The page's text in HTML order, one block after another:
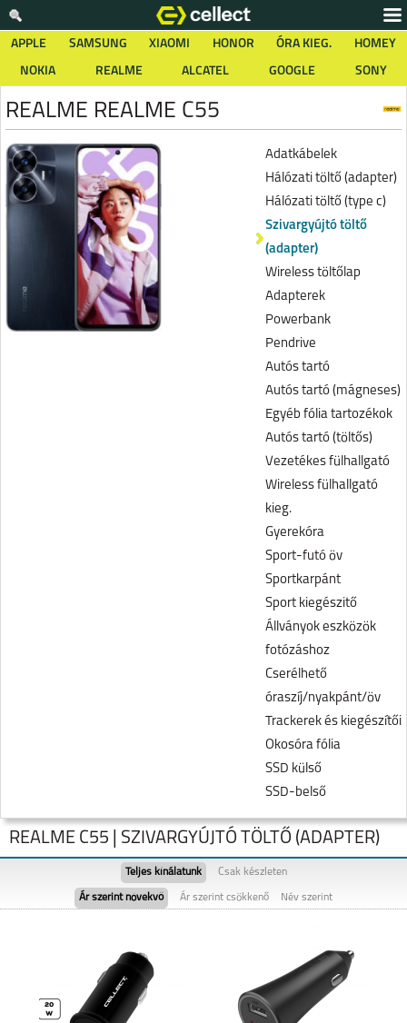
APPLE SAMSUNG XIAOMI HONOR ÓRA KIEG.
HOMEY
NOKIA
REALME ALCATEL GOOGLE SONY
REALME REALME C55
Adatkábelek
Hálózati töltő (adapter)
Hálózati töltő (type c)
Szivargyújtó töltő
(adapter)
Wireless töltőlap
Adapterek
Powerbank
Pendrive
Autós tartó
Autós tartó (mágneses)
Egyéb fólia tartozékok
Autós tartó (töltős)
Vezetékes fülhallgató
Wireless fülhallgató
kieg.
Gyerekóra
Sport-futó öv
Sportkarpánt
Sport kiegészitő
Állványok eszközök
fotózáshoz
Cserélhető
óraszíj/nyakpánt/öv
Trackerek és kiegészítői
Okosóra fólia
SSD külső
SSD-belső
REALME NOTE 50
REALME C55 | SZIVARGYÚJTÓ TÖLTŐ (ADAPTER)
Teljes kínálatunk Csak készleten
Ár szerint növekvő Ár szerint csökkenő Név szerint